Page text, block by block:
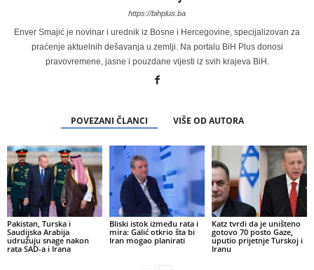
https://bihplus.ba
Enver Smajić je novinar i urednik iz Bosne i Hercegovine, specijalizovan za
praćenje aktuelnih dešavanja u zemlji. Na portalu BiH Plus donosi
pravovremene, jasne i pouzdane vijesti iz svih krajeva BiH.
POVEZANI ČLANCI VIŠE OD AUTORA
Pakistan, Turska i
Saudijska Arabija
udružuju snage nakon
rata SAD-a i Irana
Bliski istok između rata i
mira: Galić otkrio šta bi
Iran mogao planirati
Katz tvrdi da je uništeno
gotovo 70 posto Gaze,
uputio prijetnje Turskoj i
Iranu